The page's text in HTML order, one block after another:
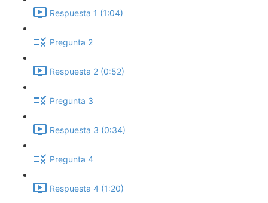
Respuesta 1 (1:04)
Pregunta 2
Respuesta 2 (0:52)
Pregunta 3
Respuesta 3 (0:34)
Pregunta 4
Respuesta 4 (1:20)